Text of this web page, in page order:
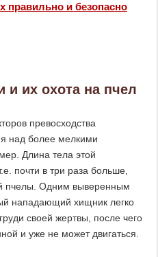
правильно и безопасно
и их охота на пчел
превосходства
над более мелкими
Длина тела этой
почти в три раза больше,
пчелы. Одним выверенным
нападающий хищник легко
своей жертвы, после чего
и уже не может двигаться.